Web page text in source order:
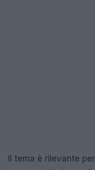
Il tema è rilevante